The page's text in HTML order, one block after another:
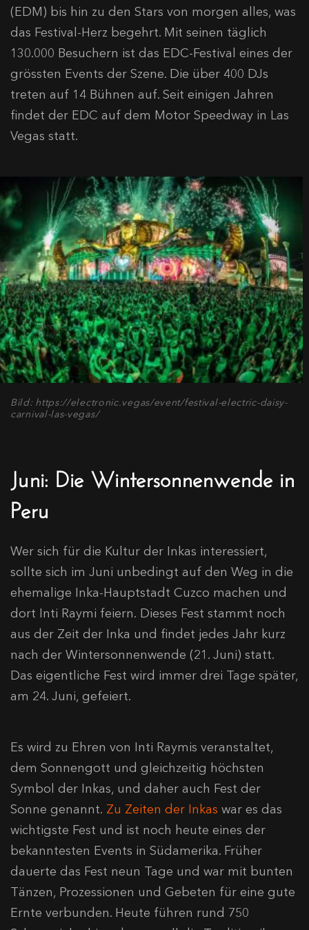
(EDM) bis hin zu den Stars von morgen alles, was
das Festival-Herz begehrt. Mit seinen täglich
130.000 Besuchern ist das EDC-Festival eines der
grössten Events der Szene. Die über 400 DJs
treten auf 14 Bühnen auf. Seit einigen Jahren
findet der EDC auf dem Motor Speedway in Las
Vegas statt.
Bild: https://electronic.vegas/event/festival-electric-daisy-
carnival-las-vegas/
Juni: Die Wintersonnenwende in
Peru
Wer sich für die Kultur der Inkas interessiert,
sollte sich im Juni unbedingt auf den Weg in die
ehemalige Inka-Hauptstadt Cuzco machen und
dort Inti Raymi feiern. Dieses Fest stammt noch
aus der Zeit der Inka und findet jedes Jahr kurz
nach der Wintersonnenwende (21. Juni) statt.
Das eigentliche Fest wird immer drei Tage später,
am 24. Juni, gefeiert.
Es wird zu Ehren von Inti Raymis veranstaltet,
dem Sonnengott und gleichzeitig höchsten
Symbol der Inkas, und daher auch Fest der
Sonne genannt. Zu Zeiten der Inkas war es das
wichtigste Fest und ist noch heute eines der
bekanntesten Events in Südamerika. Früher
dauerte das Fest neun Tage und war mit bunten
Tänzen, Prozessionen und Gebeten für eine gute
Ernte verbunden. Heute führen rund 750